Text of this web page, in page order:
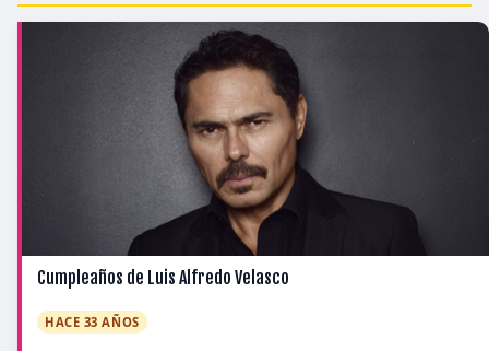
Cumpleaños de Luis Alfredo Velasco
HACE 33 AÑOS